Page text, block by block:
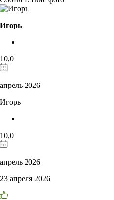
Игорь
10,0
апрель 2026
Игорь
10,0
апрель 2026
23 апреля 2026